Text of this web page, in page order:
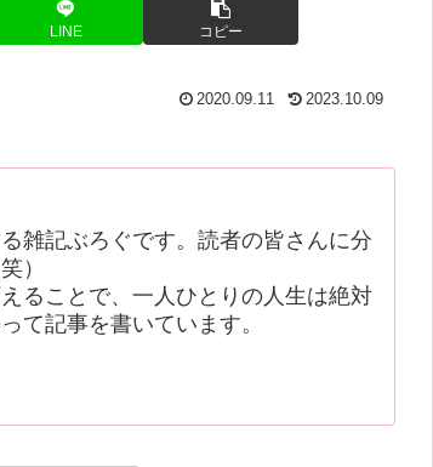
LINE コピー
2020.09.11 2023.10.09
雑記ぶろぐです。読者の皆さんに分
）
ることで、一人ひとりの人生は絶対
て記事を書いています。